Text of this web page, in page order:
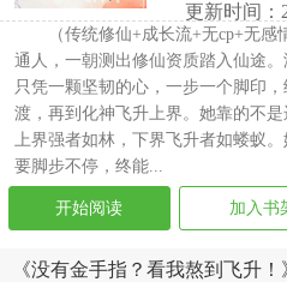
更新时间：
（传统修仙+成长流+无cp+无
通人，一朝测出修仙资质踏入仙途
只凭一颗坚韧的心，一步一个脚印
渡，再到化神飞升上界。她靠的不是
上界强者如林，下界飞升者如蝼蚁
要脚步不停，终能...
开始阅读 加入书
《没有金手指？看我熬到飞升